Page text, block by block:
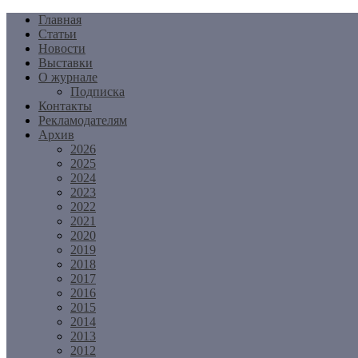
Перейти
содержимому
Главная
Статьи
Новости
Выставки
О журнале
Подписка
Контакты
Рекламодателям
Архив
2026
2025
2024
2023
2022
2021
2020
2019
2018
2017
2016
2015
2014
2013
2012